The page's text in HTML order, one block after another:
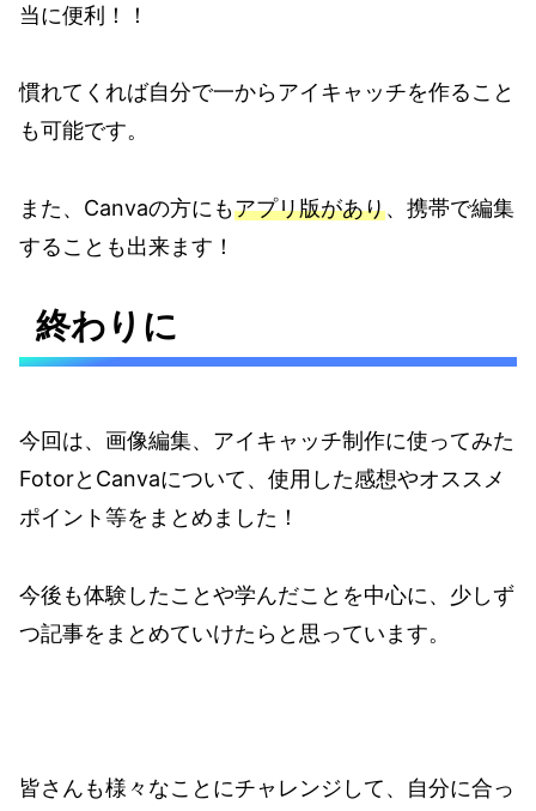
当に便利！！
慣れてくれば自分で一からアイキャッチを作ること
も可能です。
また、Canvaの方にもアプリ版があり、携帯で編集
することも出来ます！
終わりに
今回は、画像編集、アイキャッチ制作に使ってみた
FotorとCanvaについて、使用した感想やオススメ
ポイント等をまとめました！
今後も体験したことや学んだことを中心に、少しず
つ記事をまとめていけたらと思っています。
皆さんも様々なことにチャレンジして、自分に合っ